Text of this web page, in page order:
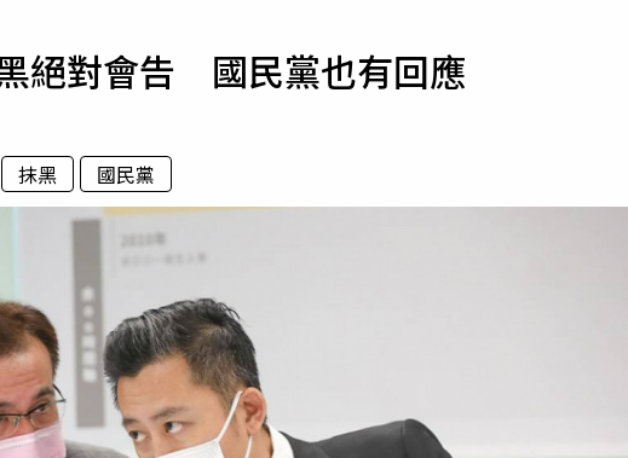
運勢
絕對會告 國民黨也有回應
抹黑 國民黨